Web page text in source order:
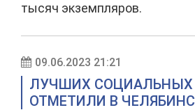
тысяч экземпляров.
09.06.2023 21:21
ЛУЧШИХ СОЦИАЛЬНЫХ
ОТМЕТИЛИ В